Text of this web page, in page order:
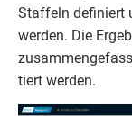
Staf­feln defi­niert
wer­den. Die
tiert werden.